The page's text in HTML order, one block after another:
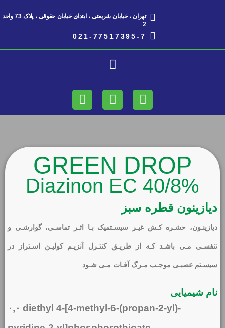
تهران ، خیابان شریعتی ، ابتدای خیابان حقوقی ، پلاک 73 واحد
2​
021-77517395-7
Diazinon EC 40/8%
دیازینون قطره سبز
دیازینـون، حشـره کـش غیـر سیسـتمیک بـا اثـر تماسـی، گوارشـی و
تنفسـی مـی باشـد کـه از طریـق کنتـرل آنزیـم کولیـن اسـتراز در
سیسـتم عصبـی موجـب مـرگ آفـات مـی شـود
نام شیمیایی
۰,۰ diethyl 4-[4-methyl-6-(propan-2-yl)-